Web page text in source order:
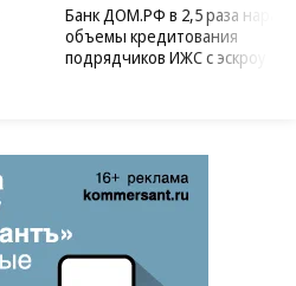
Банк ДОМ.РФ в 2,5 раза
объемы кредитования
подрядчиков ИЖС с эскроу